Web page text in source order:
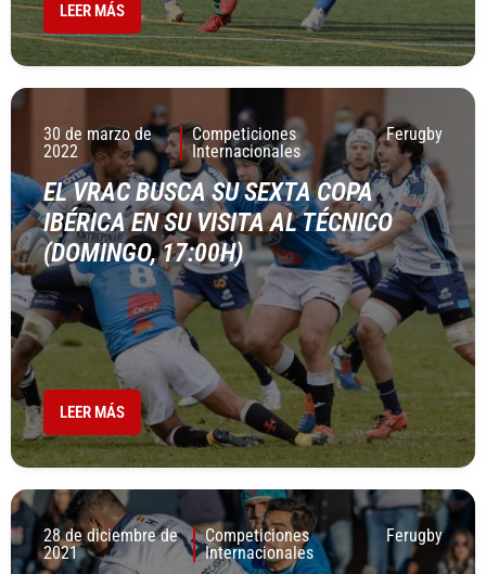
LEER MÁS
30 de marzo de
2022
Competiciones
Internacionales
Ferugby
EL VRAC BUSCA SU SEXTA COPA
IBÉRICA EN SU VISITA AL TÉCNICO
(DOMINGO, 17:00H)
LEER MÁS
28 de diciembre de
2021
Competiciones
Internacionales
Ferugby